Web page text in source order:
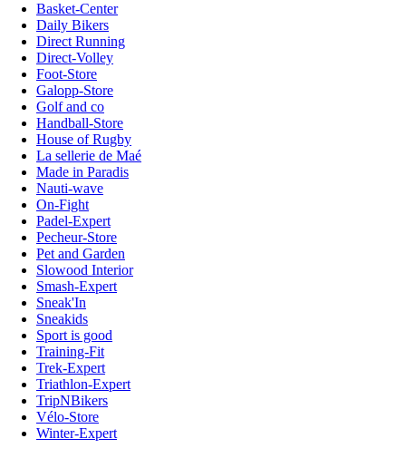
Basket-Center
Daily Bikers
Direct Running
Direct-Volley
Foot-Store
Galopp-Store
Golf and co
Handball-Store
House of Rugby
La sellerie de Maé
Made in Paradis
Nauti-wave
On-Fight
Padel-Expert
Pecheur-Store
Pet and Garden
Slowood Interior
Smash-Expert
Sneak'In
Sneakids
Sport is good
Training-Fit
Trek-Expert
Triathlon-Expert
TripNBikers
Vélo-Store
Winter-Expert